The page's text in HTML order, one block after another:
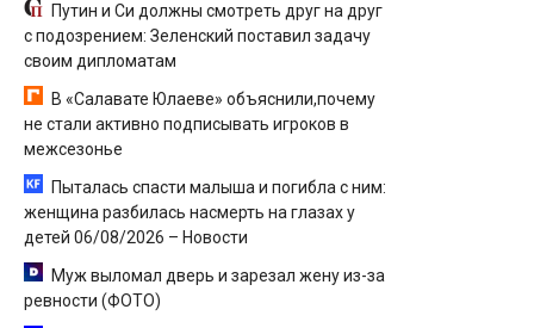
Путин и Си должны смотреть друг на друг
с подозрением: Зеленский поставил задачу
своим дипломатам
В «Салавате Юлаеве» объяснили,почему
не стали активно подписывать игроков в
межсезонье
Пыталась спасти малыша и погибла с ним:
женщина разбилась насмерть на глазах у
детей 06/08/2026 – Новости
Муж выломал дверь и зарезал жену из-за
ревности (ФОТО)